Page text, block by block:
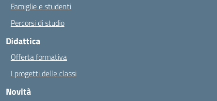
Famiglie e studenti
Percorsi di studio
Didattica
Offerta formativa
I progetti delle classi
Novità